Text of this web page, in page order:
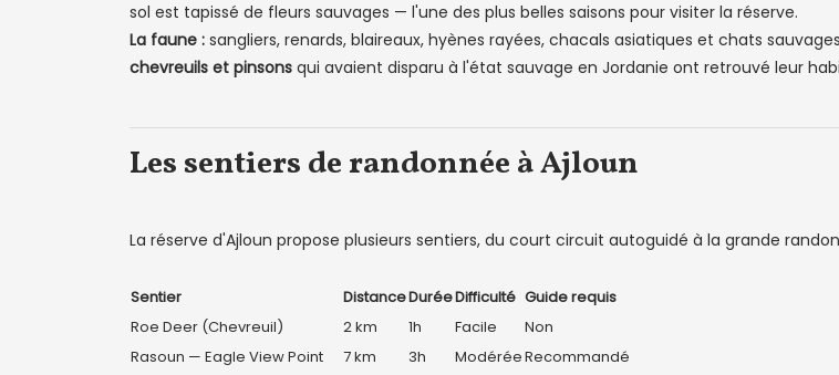
sol est tapissé de fleurs sauvages — l'une des plus belles saisons pour visiter la réserve.
La faune : sangliers, renards, blaireaux, hyènes rayées, chacals asiatiques et chats
chevreuils et pinsons qui avaient disparu à l'état sauvage en Jordanie ont retrouvé leur
Les sentiers de randonnée à Ajloun
La réserve d'Ajloun propose plusieurs sentiers, du court circuit autoguidé à la grande
Sentier DistanceDuréeDifficulté Guide requis
Roe Deer (Chevreuil)
2 km 1h Facile
Non
Rasoun — Eagle View Point
7 km 3h ModéréeRecommandé